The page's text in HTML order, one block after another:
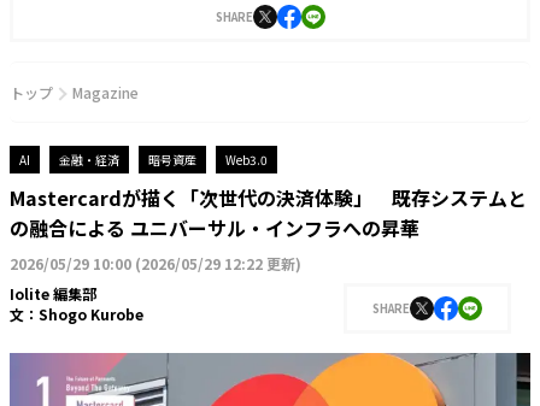
SHARE
トップ Magazine
AI 金融・経済 暗号資産 Web3.0
Mastercardが描く「次世代の決済体験」 既存システムと
の融合による ユニバーサル・インフラへの昇華
2026/05/29 10:00 (2026/05/29 12:22 更新)
Iolite 編集部
文： Shogo Kurobe SHARE